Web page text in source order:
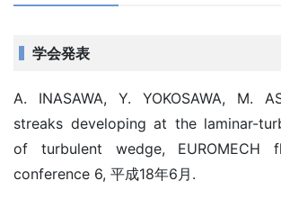
学会発表
A. INASAWA, Y. YOKOSAWA, M.
streaks developing at the laminar-
of turbulent wedge, EUROMECH
conference 6, 平成18年6月.